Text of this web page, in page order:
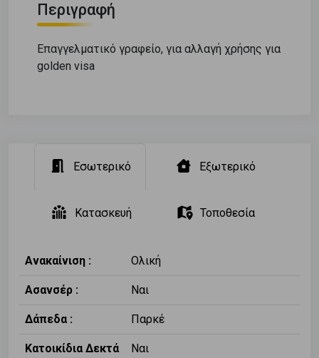
Περιγραφή
Επαγγελματικό γραφείο, για αλλαγή χρήσης για
golden visa
Εσωτερικό Εξωτερικό
Κατασκευή Τοποθεσία
Ανακαίνιση : Ολική
Ασανσέρ : Ναι
Δάπεδα : Παρκέ
Κατοικίδια Δεκτά
Ναι